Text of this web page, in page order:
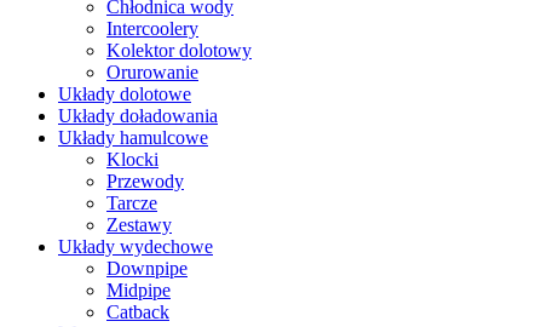
Chłodnica wody
Intercoolery
Kolektor dolotowy
Orurowanie
Układy dolotowe
Układy doładowania
Układy hamulcowe
Klocki
Przewody
Tarcze
Zestawy
Układy wydechowe
Downpipe
Midpipe
Catback